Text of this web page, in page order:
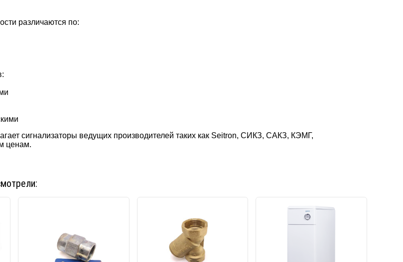
различаются по:
сигнализаторы ведущих производителей таких как Seitron, СИКЗ, САКЗ, КЭМГ,
ценам.